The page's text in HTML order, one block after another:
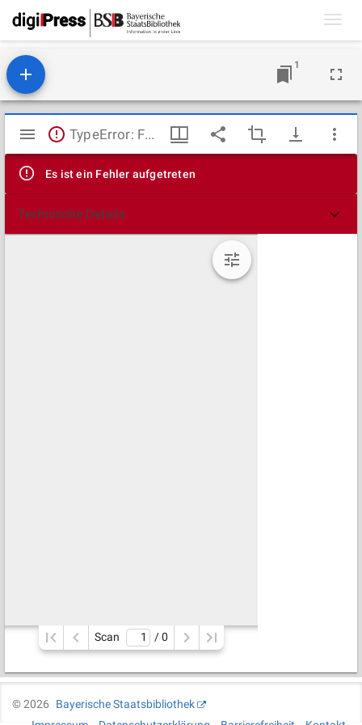
1
Mirador
Viewer
TypeError: Failed to fetch
Es ist ein Fehler aufgetreten
Technische Details
Scan / 0
©2026
Bayerische Staatsbibliothek